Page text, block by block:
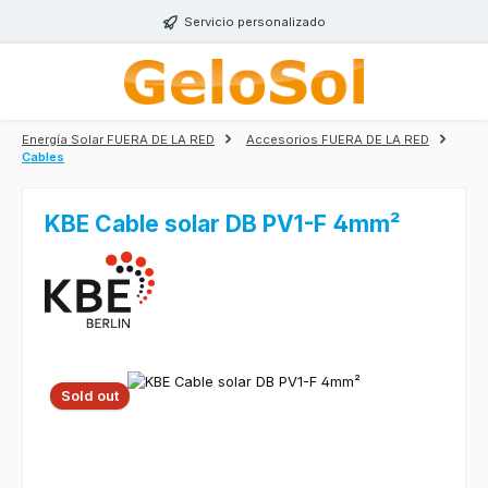
Saltar al contenido principalServicio personalizado
Energía Solar FUERA DE LA RED
Accesorios FUERA DE LA RED
Cables
KBE Cable solar DB PV1-F 4mm²
Omitir galería de imágenes
Sold out